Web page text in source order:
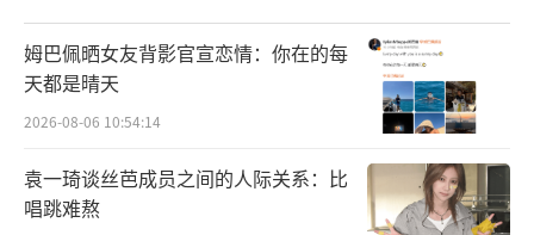
姆巴佩晒女友背影官宣恋情：你在的每
天都是晴天
2026-08-06 10:54:14
袁一琦谈丝芭成员之间的人际关系：比
唱跳难熬